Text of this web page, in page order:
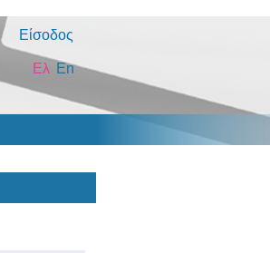
Είσοδος
En
Ελ